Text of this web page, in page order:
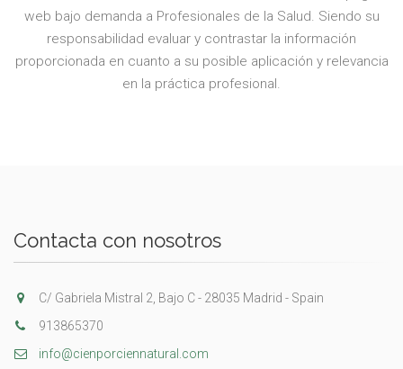
web bajo demanda a Profesionales de la Salud. Siendo su
responsabilidad evaluar y contrastar la información
proporcionada en cuanto a su posible aplicación y relevancia
en la práctica profesional.
Contacta con nosotros
C/ Gabriela Mistral 2, Bajo C - 28035 Madrid - Spain
913865370
info@cienporciennatural.com